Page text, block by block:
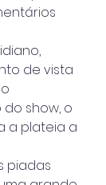
de vista
show, o
a plateia a
piadas